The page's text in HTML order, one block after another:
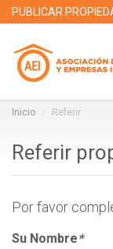
PUBLICAR
Inicio Referir
Referir
Por favor
Su Nombre*